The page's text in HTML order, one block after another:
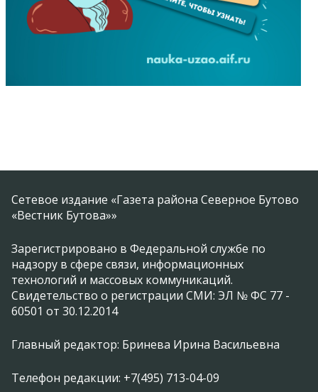
Сетевое издание «Газета района Северное Бутово
«Вестник Бутова»»
Зарегистрировано в Федеральной службе по
надзору в сфере связи, информационных
технологий и массовых коммуникаций.
Свидетельство о регистрации СМИ: ЭЛ № ФС 77 -
60501 от 30.12.2014
Главный редактор: Бринева Ирина Васильевна
Телефон редакции: +7(495) 713-04-09